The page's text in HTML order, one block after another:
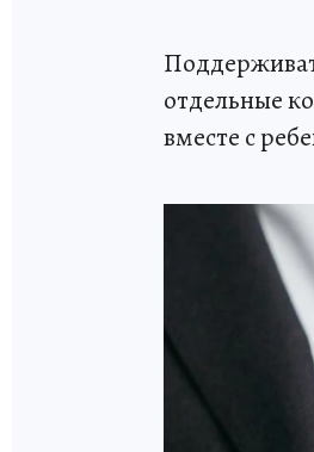
отдельные
вместе с